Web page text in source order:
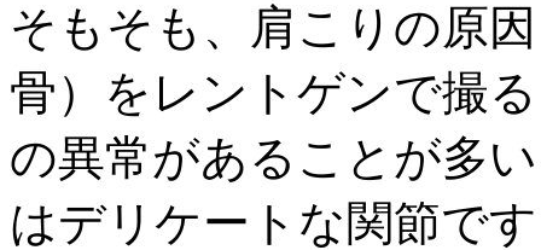
そもそも、肩こりの原
骨）をレントゲンで撮
の異常があることが多
はデリケートな関節で